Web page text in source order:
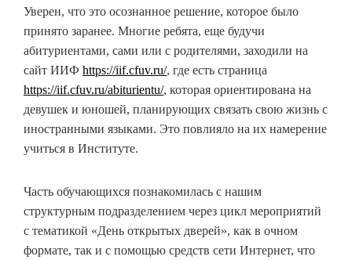
Уверен, что это осознанное решение, которое было
принято заранее. Многие ребята, еще будучи
абитуриентами, сами или с родителями, заходили на
сайт ИИФ https://iif.cfuv.ru/, где есть страница
https://iif.cfuv.ru/abiturientu/, которая ориентирована на
девушек и юношей, планирующих связать свою жизнь с
иностранными языками. Это повлияло на их намерение
учиться в Институте.
Часть обучающихся познакомилась с нашим
структурным подразделением через цикл мероприятий
с тематикой «День открытых дверей», как в очном
формате, так и с помощью средств сети Интернет, что